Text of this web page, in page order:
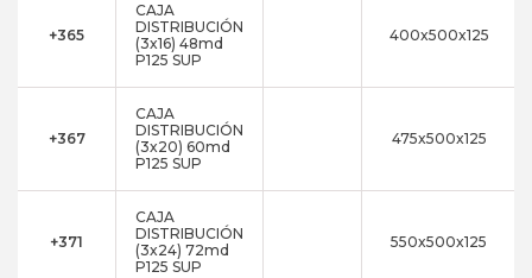
+365
CAJA
DISTRIBUCIÓN
(3x16) 48md
P125 SUP
400x500x125
+367
CAJA
DISTRIBUCIÓN
(3x20) 60md
P125 SUP
475x500x125
+371
CAJA
DISTRIBUCIÓN
(3x24) 72md
P125 SUP
550x500x125